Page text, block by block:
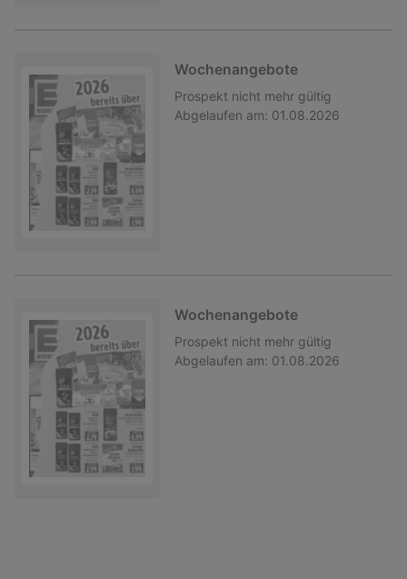
Wochenangebote
Prospekt nicht mehr gültig
Abgelaufen am: 01.08.2026
Wochenangebote
Prospekt nicht mehr gültig
Abgelaufen am: 01.08.2026